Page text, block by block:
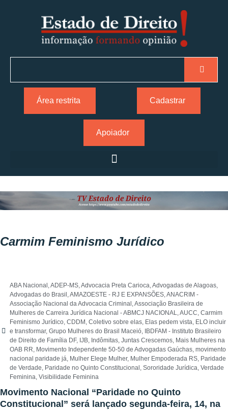
Área restrita Cadastrar
Apoiador
Carmim Feminismo Jurídico
ABA Nacional ,ADEP-MS,Advocacia Preta Carioca,Advogadas de Alagoas,
Advogadas do Brasil ,AMAZOESTE - RJ E EXPANSÕES,ANACRIM -
Associação Nacional da Advocacia Criminal ,Associação Brasileira de
Mulheres de Carreira Jurídica Nacional - ABMCJ NACIONAL,AUCC, Carmim
Feminismo Jurídico, CDDM , Coletivo sobre elas, Elas pedem vista, ELO incluir
e transformar, Grupo Mulheres do Brasil Maceió, IBDFAM - Instituto Brasileiro
de Direito de Família DF, IJB, Indômitas, Juntas Crescemos, Mais Mulheres na
OAB RR, Movimento Independente 50-50 de Advogadas Gaúchas, movimento
nacional paridade já, Mulher Elege Mulher, Mulher Empoderada RS, Paridade
de Verdade, Paridade no Quinto Constitucional , Sororidade Jurídica, Verdade
Feminina, Visibilidade Feminina
Movimento Nacional “Paridade no Quinto
Constitucional” será lançado segunda-feira, 14, na